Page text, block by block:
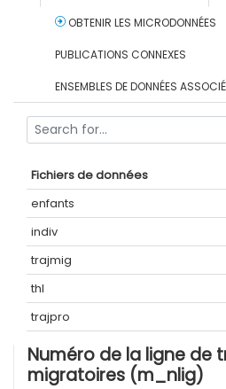
OBTENIR LES MICRODONNÉES
PUBLICATIONS CONNEXES
ENSEMBLES DE DONNÉES
Fichiers de données
enfants
indiv
trajmig
thl
trajpro
Numéro de la ligne de
migratoires (m_nlig)